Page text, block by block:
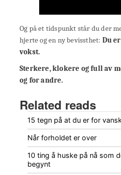
Og på et tidspunkt står du der
hjerte og en ny bevissthet: Du
vokst.
Sterkere, klokere og full av
og for andre.
Related reads
15 tegn på at du er for
Når forholdet er over
10 ting å huske på nå som
begynt